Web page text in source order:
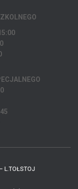
L.TOŁSTOJ